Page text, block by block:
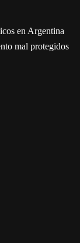
en Argentina
mal protegidos